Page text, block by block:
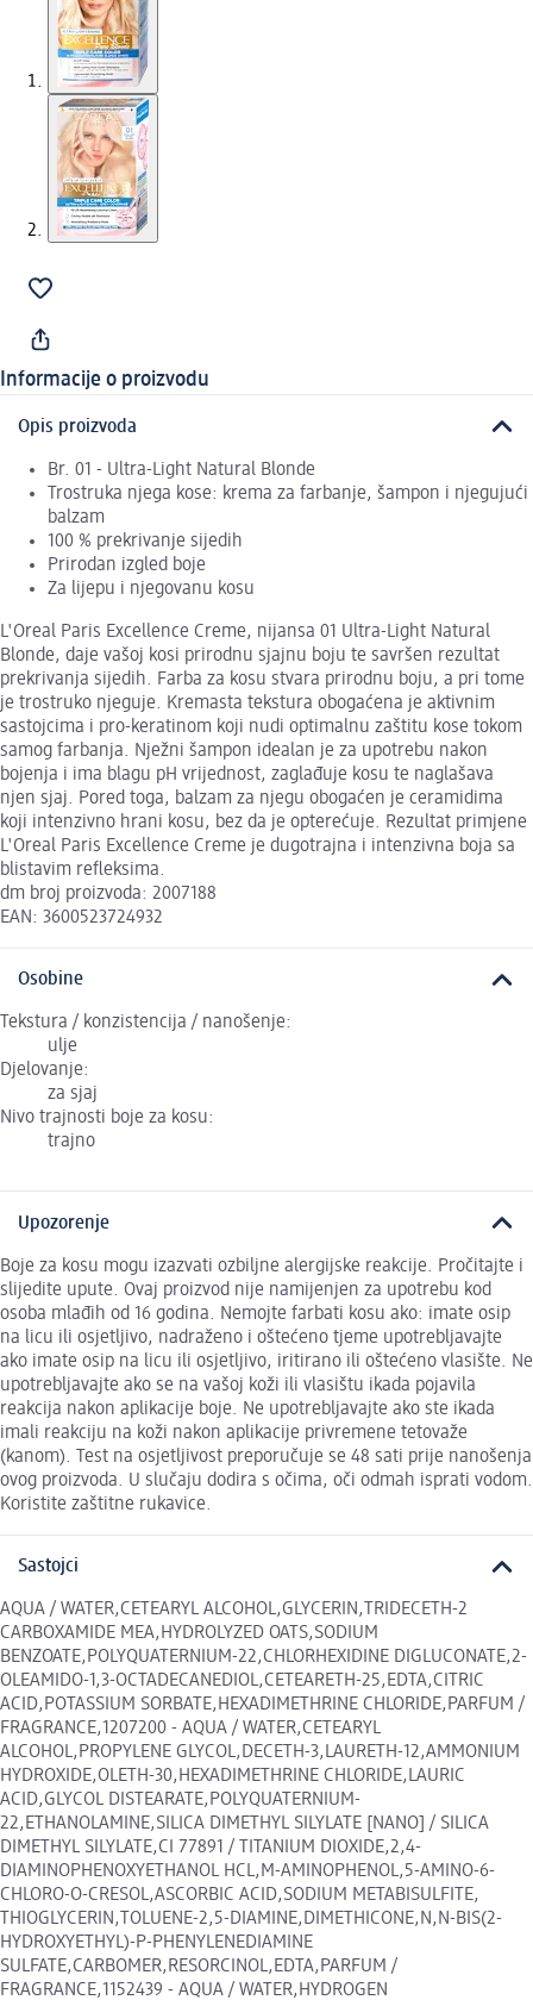
Informacije o proizvodu
Opis proizvoda
Br. 01 - Ultra-Light Natural Blonde
Trostruka njega kose: krema za farbanje, šampon i njegujući
balzam
100 % prekrivanje sijedih
Prirodan izgled boje
Za lijepu i njegovanu kosu
L'Oreal Paris Excellence Creme, nijansa 01 Ultra-Light Natural
Blonde, daje vašoj kosi prirodnu sjajnu boju te savršen rezultat
prekrivanja sijedih. Farba za kosu stvara prirodnu boju, a pri tome
je trostruko njeguje. Kremasta tekstura obogaćena je aktivnim
sastojcima i pro-keratinom koji nudi optimalnu zaštitu kose tokom
samog farbanja. Nježni šampon idealan je za upotrebu nakon
bojenja i ima blagu pH vrijednost, zaglađuje kosu te naglašava
njen sjaj. Pored toga, balzam za njegu obogaćen je ceramidima
koji intenzivno hrani kosu, bez da je opterećuje. Rezultat primjene
L'Oreal Paris Excellence Creme je dugotrajna i intenzivna boja sa
blistavim refleksima.
dm broj proizvoda: 2007188
EAN: 3600523724932
Osobine
Tekstura / konzistencija / nanošenje:
ulje
Djelovanje:
za sjaj
Nivo trajnosti boje za kosu:
trajno
Upozorenje
Boje za kosu mogu izazvati ozbiljne alergijske reakcije. Pročitajte i
slijedite upute. Ovaj proizvod nije namijenjen za upotrebu kod
osoba mlađih od 16 godina. Nemojte farbati kosu ako: imate osip
na licu ili osjetljivo, nadraženo i oštećeno tjeme upotrebljavajte
ako imate osip na licu ili osjetljivo, iritirano ili oštećeno vlasište. Ne
upotrebljavajte ako se na vašoj koži ili vlasištu ikada pojavila
reakcija nakon aplikacije boje. Ne upotrebljavajte ako ste ikada
imali reakciju na koži nakon aplikacije privremene tetovaže
(kanom). Test na osjetljivost preporučuje se 48 sati prije nanošenja
ovog proizvoda. U slučaju dodira s očima, oči odmah isprati vodom.
Koristite zaštitne rukavice.
Sastojci
AQUA / WATER,CETEARYL ALCOHOL,GLYCERIN,TRIDECETH-2
CARBOXAMIDE MEA,HYDROLYZED OATS,SODIUM
BENZOATE,POLYQUATERNIUM-22,CHLORHEXIDINE DIGLUCONATE,2-
OLEAMIDO-1,3-OCTADECANEDIOL,CETEARETH-25,EDTA,CITRIC
ACID,POTASSIUM SORBATE,HEXADIMETHRINE CHLORIDE,PARFUM /
FRAGRANCE,1207200 - AQUA / WATER,CETEARYL
ALCOHOL,PROPYLENE GLYCOL,DECETH-3,LAURETH-12,AMMONIUM
HYDROXIDE,OLETH-30,HEXADIMETHRINE CHLORIDE,LAURIC
ACID,GLYCOL DISTEARATE,POLYQUATERNIUM-
22,ETHANOLAMINE,SILICA DIMETHYL SILYLATE [NANO] / SILICA
DIMETHYL SILYLATE,CI 77891 / TITANIUM DIOXIDE,2,4-
DIAMINOPHENOXYETHANOL HCL,M-AMINOPHENOL,5-AMINO-6-
CHLORO-O-CRESOL,ASCORBIC ACID,SODIUM METABISULFITE,
THIOGLYCERIN,TOLUENE-2,5-DIAMINE,DIMETHICONE,N,N-BIS(2-
HYDROXYETHYL)-P-PHENYLENEDIAMINE
SULFATE,CARBOMER,RESORCINOL,EDTA,PARFUM /
FRAGRANCE,1152439 - AQUA / WATER,HYDROGEN